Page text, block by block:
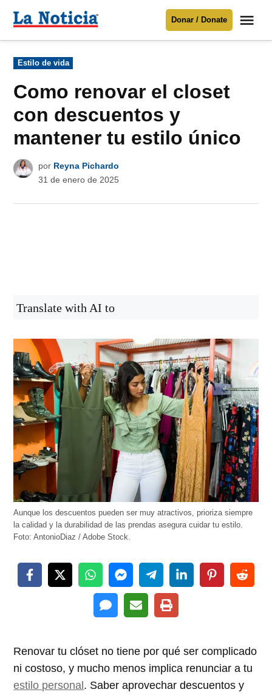
Para mantenerte informado necesitamos
Donar
contenido
Noticia
Donar / Donate
Publicado
en
Estilo de vida
Como renovar el closet
con descuentos y
mantener tu estilo único
por Reyna Pichardo
31 de enero de 2025
Translate with AI to
Aunque los descuentos pueden ser muy atractivos, prioriza siempre
la calidad y la durabilidad de las prendas asegura cuidar tu estilo.
Foto: AntonioDiaz / Adobe Stock.
Renovar tu clóset no tiene por qué ser complicado
ni costoso, y mucho menos implica renunciar a tu
estilo personal. Saber aprovechar descuentos y